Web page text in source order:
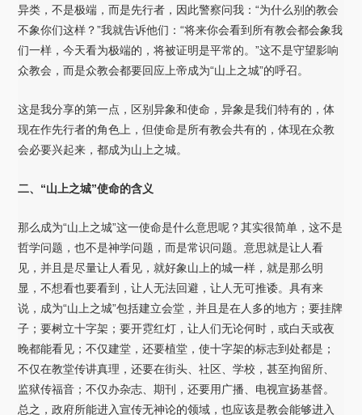
异类，不是极端，而是先行者，因此警察问我：“为什么别的教会
不象你们这样？”我就告诉他们：“将来你会看到所有教会都会象我
们一样，今天看为极端的，将被证明是平常的。”这不是守望影响
众教会，而是众教会都要回应上帝成为“山上之城”的呼召。
这是我分享的第一点，区别异象和使命，异象是我们特有的，体
现在作先行者的角色上，但使命是所有教会共有的，体现在众教
会必要兴起来，都成为山上之城。
二、“山上之城”使命的含义
那么成为“山上之城”这一使命是什么意思呢？其实很简单，这不是
哲学问题，也不是神学问题，而是常识问题。意思就是让人看
见，并且是尽量让人看见，就好象山上的城一样，就是那么明
显，不想看也要看到，让人无法回避，让人无可推诿。具有来
说，成为“山上之城”包括建立会堂，并且是在人多的地方；要挂牌
子；要树立十字架；要开霓红灯，让人们无论何时，或白天或夜
晚都能看见；不仅建堂，还要植堂，使十字架的标志到处都是；
不仅在教堂传讲真理，还要在街头、社区、学校，甚至拘留所、
监狱传福音；不仅办杂志、期刊，还要用广播、电视宣扬基督。
总之，政府所能进入宣传无神论的领域，也应该是教会能够进入